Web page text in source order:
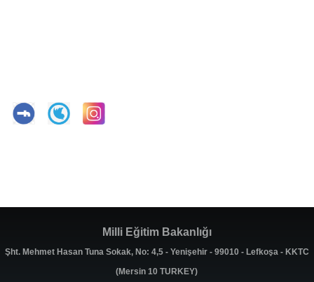
Milli Eğitim Bakanlığı
Şht. Mehmet Hasan Tuna Sokak, No: 4,5 - Yenişehir - 99010 - Lefkoşa - KKTC
(Mersin 10 TURKEY)